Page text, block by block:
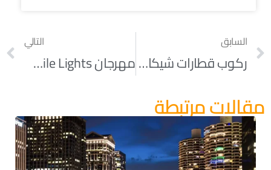
السابق
ركوب قطارات شيكاغو سيكون أرخص في 2022
التالي
مهرجان The Magnificent Mile Lights
مقالات مرتبطة